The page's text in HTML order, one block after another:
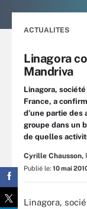
ACTUALITES
Linagora
Mandriva
Linagora,
France, a
d’une partie des
groupe dans un
de quelles
Cyrille Chausson,
Publié le: 10 mai
Linagora,